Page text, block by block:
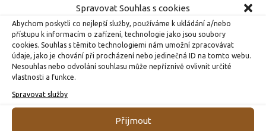
Spravovat Souhlas s cookies
Abychom poskytli co nejlepší služby, používáme k ukládání a/nebo
přístupu k informacím o zařízení, technologie jako jsou soubory
cookies. Souhlas s těmito technologiemi nám umožní zpracovávat
údaje, jako je chování při procházení nebo jedinečná ID na tomto webu.
Nesouhlas nebo odvolání souhlasu může nepříznivě ovlivnit určité
vlastnosti a funkce.
Spravovat služby
Přijmout